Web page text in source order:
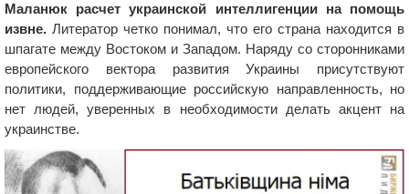
Маланюк расчет украинской интеллигенции на помощь
извне. Литератор четко понимал, что его страна находится в
шпагате между Востоком и Западом. Наряду со сторонниками
европейского вектора развития Украины присутствуют
политики, поддерживающие российскую направленность, но
нет людей, уверенных в необходимости делать акцент на
украинстве.